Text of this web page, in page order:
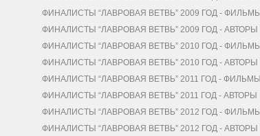
ФИНАЛИСТЫ “ЛАВРОВАЯ ВЕТВЬ” 2009 ГОД - ФИЛЬМЫ
ФИНАЛИСТЫ “ЛАВРОВАЯ ВЕТВЬ” 2009 ГОД - АВТОРЫ
ФИНАЛИСТЫ “ЛАВРОВАЯ ВЕТВЬ” 2010 ГОД - ФИЛЬМЫ
ФИНАЛИСТЫ “ЛАВРОВАЯ ВЕТВЬ” 2010 ГОД - АВТОРЫ
ФИНАЛИСТЫ “ЛАВРОВАЯ ВЕТВЬ” 2011 ГОД - ФИЛЬМЫ
ФИНАЛИСТЫ “ЛАВРОВАЯ ВЕТВЬ” 2011 ГОД - АВТОРЫ
ФИНАЛИСТЫ “ЛАВРОВАЯ ВЕТВЬ” 2012 ГОД - ФИЛЬМЫ
ФИНАЛИСТЫ “ЛАВРОВАЯ ВЕТВЬ” 2012 ГОД - АВТОРЫ